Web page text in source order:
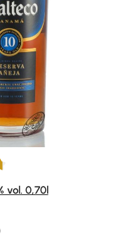
von 5 Sternen
vol. 0,70l